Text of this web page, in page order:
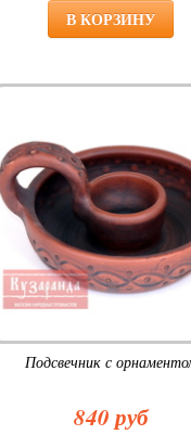
Подсвечник с
840 руб